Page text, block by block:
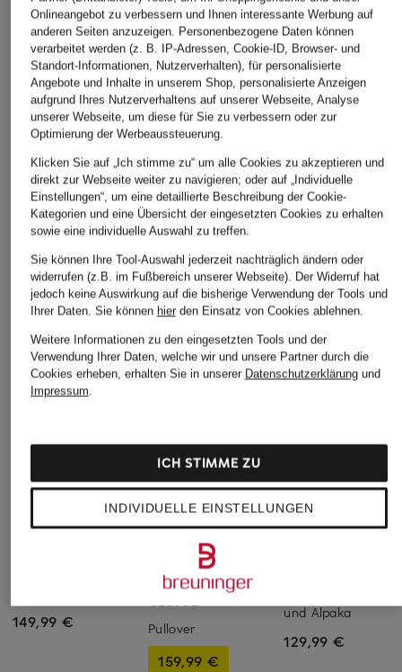
ÄHNLICHE ARTIKEL ENTDECKEN
149,99 €
+Aktionsrabatt
GESTUZ
Pullover
159,99 €
und Alpaka
129,99 €
Onlineangebot zu verbessern und Ihnen interessante Werbung auf
anderen Seiten anzuzeigen. Personenbezogene Daten können
verarbeitet werden (z. B. IP-Adressen, Cookie-ID, Browser- und
Standort-Informationen, Nutzerverhalten), für personalisierte
Angebote und Inhalte in unserem Shop, personalisierte Anzeigen
aufgrund Ihres Nutzerverhaltens auf unserer Webseite, Analyse
unserer Webseite, um diese für Sie zu verbessern oder zur
Optimierung der Werbeaussteuerung.
Klicken Sie auf „Ich stimme zu“ um alle Cookies zu akzeptieren und
direkt zur Webseite weiter zu navigieren; oder auf „Individuelle
Einstellungen“, um eine detaillierte Beschreibung der Cookie-
Kategorien und eine Übersicht der eingesetzten Cookies zu erhalten
sowie eine individuelle Auswahl zu treffen.
Sie können Ihre Tool-Auswahl jederzeit nachträglich ändern oder
widerrufen (z.B. im Fußbereich unserer Webseite). Der Widerruf hat
jedoch keine Auswirkung auf die bisherige Verwendung der Tools und
Ihrer Daten. Sie können hierden Einsatz von Cookies ablehnen.
Weitere Informationen zu den eingesetzten Tools und der
Verwendung Ihrer Daten, welche wir und unsere Partner durch die
Cookies erheben, erhalten Sie in unserer Datenschutzerklärungund
Impressum.
INDIVIDUELLE EINSTELLUNGEN
ICH STIMME ZU